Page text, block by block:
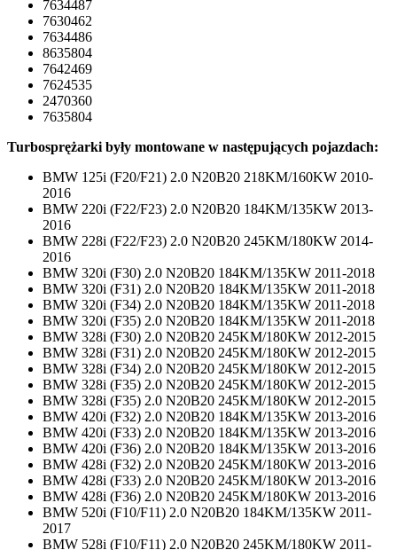
7634487
7630462
7634486
8635804
7642469
7624535
2470360
7635804
Turbosprężarki były montowane w następujących pojazdach:
BMW 125i (F20/F21) 2.0 N20B20 218KM/160KW 2010-
2016
BMW 220i (F22/F23) 2.0 N20B20 184KM/135KW 2013-
2016
BMW 228i (F22/F23) 2.0 N20B20 245KM/180KW 2014-
2016
BMW 320i (F30) 2.0 N20B20 184KM/135KW 2011-2018
BMW 320i (F31) 2.0 N20B20 184KM/135KW 2011-2018
BMW 320i (F34) 2.0 N20B20 184KM/135KW 2011-2018
BMW 320i (F35) 2.0 N20B20 184KM/135KW 2011-2018
BMW 328i (F30) 2.0 N20B20 245KM/180KW 2012-2015
BMW 328i (F31) 2.0 N20B20 245KM/180KW 2012-2015
BMW 328i (F34) 2.0 N20B20 245KM/180KW 2012-2015
BMW 328i (F35) 2.0 N20B20 245KM/180KW 2012-2015
BMW 328i (F35) 2.0 N20B20 245KM/180KW 2012-2015
BMW 420i (F32) 2.0 N20B20 184KM/135KW 2013-2016
BMW 420i (F33) 2.0 N20B20 184KM/135KW 2013-2016
BMW 420i (F36) 2.0 N20B20 184KM/135KW 2013-2016
BMW 428i (F32) 2.0 N20B20 245KM/180KW 2013-2016
BMW 428i (F33) 2.0 N20B20 245KM/180KW 2013-2016
BMW 428i (F36) 2.0 N20B20 245KM/180KW 2013-2016
BMW 520i (F10/F11) 2.0 N20B20 184KM/135KW 2011-
2017
BMW 528i (F10/F11) 2.0 N20B20 245KM/180KW 2011-